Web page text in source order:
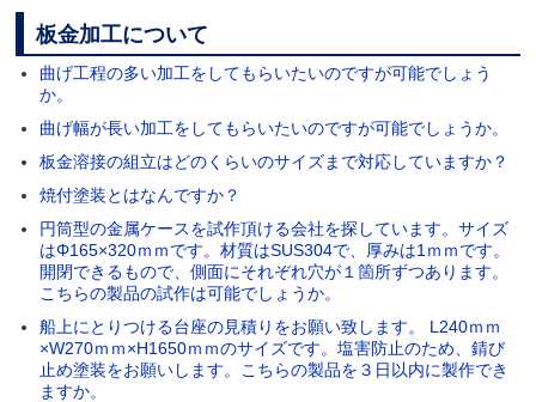
板金加工について
曲げ工程の多い加工をしてもらいたいのですが可能でしょう
か。
曲げ幅が長い加工をしてもらいたいのですが可能でしょうか。
板金溶接の組立はどのくらいのサイズまで対応していますか？
焼付塗装とはなんですか？
円筒型の金属ケースを試作頂ける会社を探しています。サイズ
はΦ165×320ｍｍです。材質はSUS304で、厚みは1ｍｍです。
開閉できるもので、側面にそれぞれ穴が１箇所ずつあります。
こちらの製品の試作は可能でしょうか。
船上にとりつける台座の見積りをお願い致します。 L240ｍｍ
×W270ｍｍ×H1650ｍｍのサイズです。塩害防止のため、錆び
止め塗装をお願いします。こちらの製品を３日以内に製作でき
ますか。